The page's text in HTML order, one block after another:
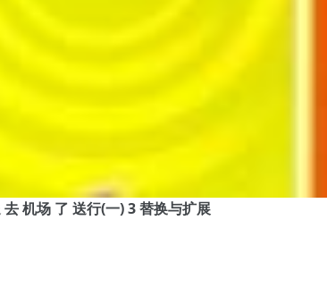
机场 了 送行(一) 3 替换与扩展